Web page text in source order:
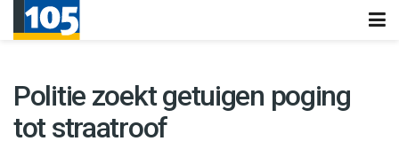
Politie zoekt getuigen poging
tot straatroof